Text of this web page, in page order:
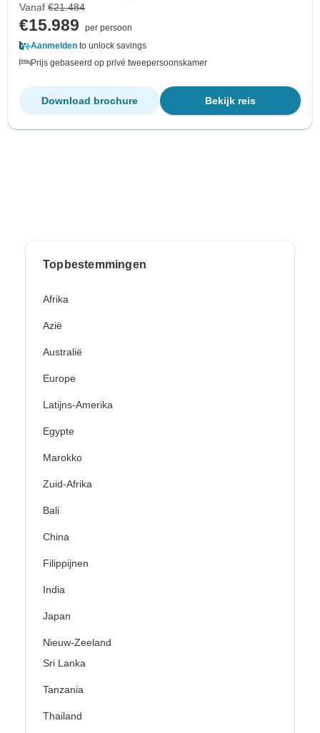
Vanaf €21.484
€15.989
per persoon
Aanmelden to unlock savings
Prijs gebaseerd op privé tweepersoonskamer
Bekijk reis
Download brochure
Topbestemmingen
Afrika
Azië
Australië
Europe
Latijns-Amerika
Egypte
Marokko
Zuid-Afrika
Bali
China
Filippijnen
India
Japan
Nieuw-Zeeland
Sri Lanka
Tanzania
Thailand